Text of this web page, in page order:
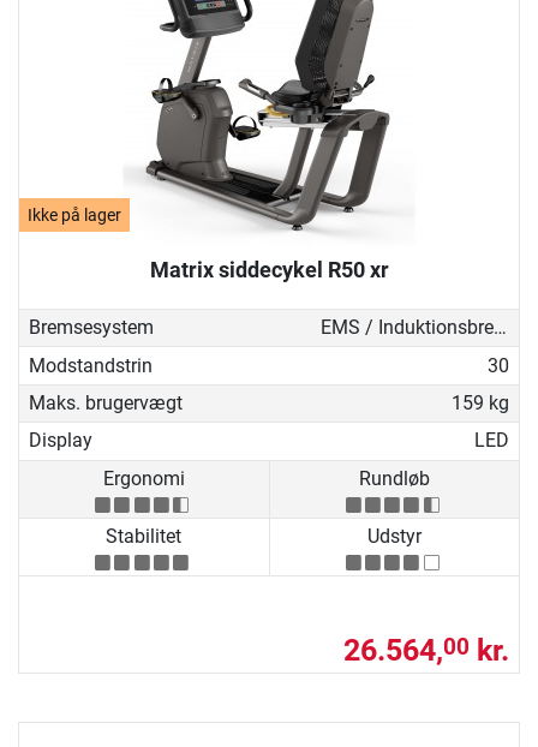
Ikke på lager
Matrix siddecykel R50 xr
Bremsesystem
EMS / Induktionsbremse
Modstandstrin
30
Maks. brugervægt
159 kg
Display
LED
Ergonomi
Rundløb
Stabilitet Udstyr
26.564,00 kr.